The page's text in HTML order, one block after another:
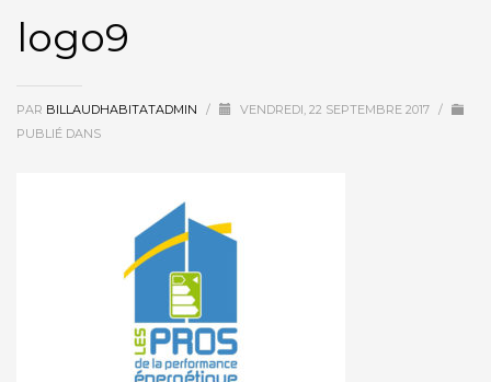
logo9
PAR BILLAUDHABITATADMIN / VENDREDI, 22 SEPTEMBRE 2017 /
PUBLIÉ DANS